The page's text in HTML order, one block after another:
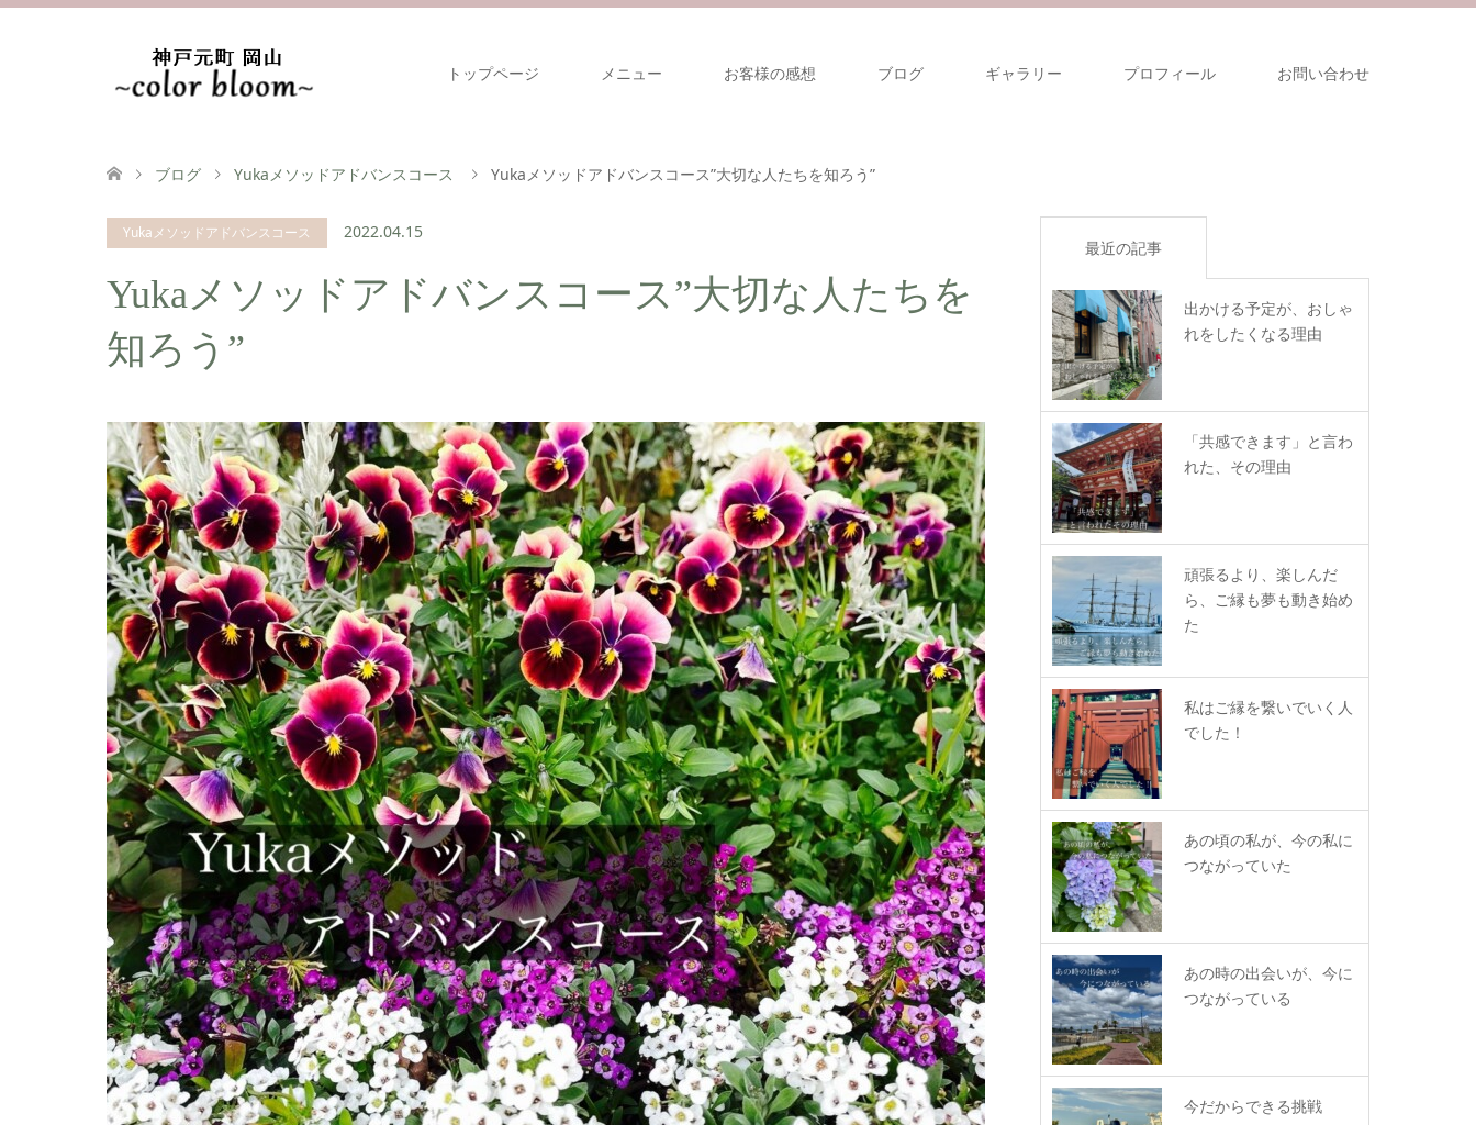
トップページ メニュー お客様の感想 ブログ ギャラリー プロフィール お問い合わせ
ブログ Yukaメソッドアドバンスコース Yukaメソッドアドバンスコース”大切な人たちを知ろう”
Yukaメソッドアドバンスコース 2022.04.15
Yukaメソッドアドバンスコース”大切な人たちを
知ろう”
最近の記事
出かける予定が、おしゃ
れをしたくなる理由
「共感できます」と言わ
れた、その理由
頑張るより、楽しんだ
ら、ご縁も夢も動き始め
た
私はご縁を繋いでいく人
でした！
あの頃の私が、今の私に
つながっていた
あの時の出会いが、今に
つながっている
今だからできる挑戦